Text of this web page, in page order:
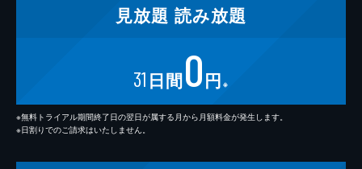
見放題 読み放題
31 日間0円 ※
※無料トライアル期間終了日の翌日が属する月から月額料金が発生します。
※日割りでのご請求はいたしません。